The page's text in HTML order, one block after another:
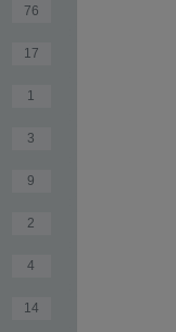
76
17
1
3
9
2
4
14